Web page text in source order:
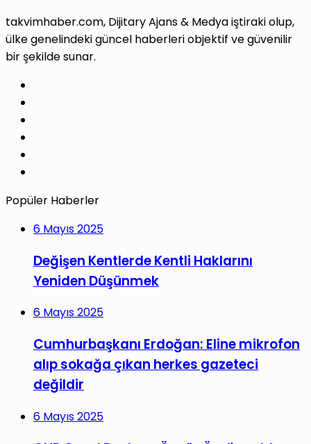
takvimhaber.com, Dijitary Ajans & Medya iştiraki olup,
ülke genelindeki güncel haberleri objektif ve güvenilir
bir şekilde sunar.
Popüler Haberler
6 Mayıs 2025
Değişen Kentlerde Kentli Haklarını
Yeniden Düşünmek
6 Mayıs 2025
Cumhurbaşkanı Erdoğan: Eline mikrofon
alıp sokağa çıkan herkes gazeteci
değildir
6 Mayıs 2025